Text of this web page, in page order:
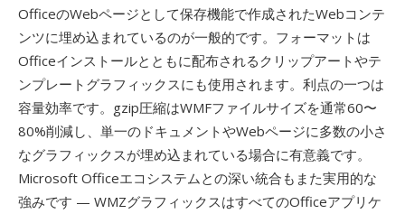
OfficeのWebページとして保存機能で作成されたWebコンテ
ンツに埋め込まれているのが一般的です。フォーマットは
Officeインストールとともに配布されるクリップアートやテ
ンプレートグラフィックスにも使用されます。利点の一つは
容量効率です。gzip圧縮はWMFファイルサイズを通常60〜
80%削減し、単一のドキュメントやWebページに多数の小さ
なグラフィックスが埋め込まれている場合に有意義です。
Microsoft Officeエコシステムとの深い統合もまた実用的な
強みです — WMZグラフィックスはすべてのOfficeアプリケ